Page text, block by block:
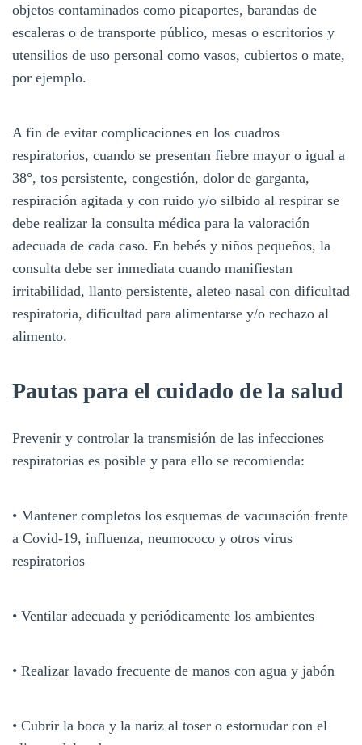
objetos contaminados como picaportes, barandas de
escaleras o de transporte público, mesas o escritorios y
utensilios de uso personal como vasos, cubiertos o mate,
por ejemplo.
A fin de evitar complicaciones en los cuadros
respiratorios, cuando se presentan fiebre mayor o igual a
38°, tos persistente, congestión, dolor de garganta,
respiración agitada y con ruido y/o silbido al respirar se
debe realizar la consulta médica para la valoración
adecuada de cada caso. En bebés y niños pequeños, la
consulta debe ser inmediata cuando manifiestan
irritabilidad, llanto persistente, aleteo nasal con dificultad
respiratoria, dificultad para alimentarse y/o rechazo al
alimento.
Pautas para el cuidado de la salud
Prevenir y controlar la transmisión de las infecciones
respiratorias es posible y para ello se recomienda:
• Mantener completos los esquemas de vacunación frente
a Covid-19, influenza, neumococo y otros virus
respiratorios
• Ventilar adecuada y periódicamente los ambientes
• Realizar lavado frecuente de manos con agua y jabón
• Cubrir la boca y la nariz al toser o estornudar con el